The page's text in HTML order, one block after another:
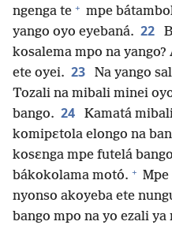
ngenga te + mpe
yango oyo eyebaná. 22
kosalema mpo na
ete oyei. 23
Na yango
Tozali na mibali minei
bango. 24 Kamatá
komipɛtola elongo na
kosɛnga mpe futelá
bákokolama motó. + Mpe
nyonso akoyeba ete
bango mpo na yo ezali